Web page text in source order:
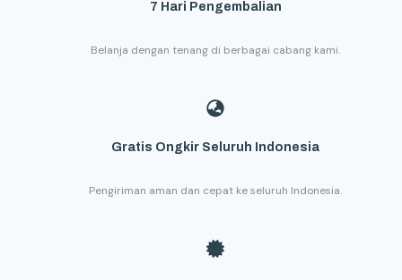
7 Hari Pengembalian
Belanja dengan tenang di berbagai cabang kami.
Gratis Ongkir Seluruh Indonesia
Pengiriman aman dan cepat ke seluruh Indonesia.